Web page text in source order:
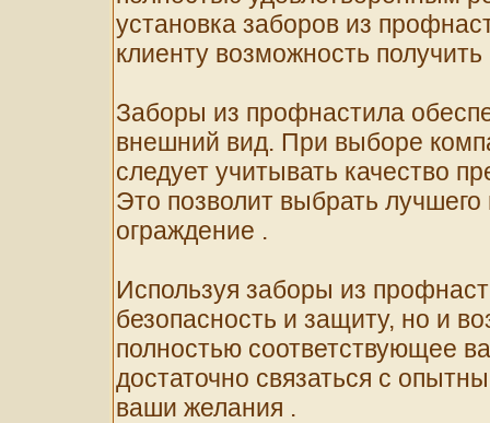
установка заборов из
клиенту возможность
Заборы из профнастила
внешний вид. При выборе
следует учитывать качество
Это позволит выбрать
ограждение .
Используя заборы из
безопасность и защиту, но и
полностью соответствующее
достаточно связаться с
ваши желания .